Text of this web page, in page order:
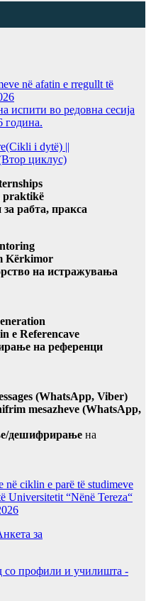
në afatin e rregullt të
во редовна сесија
година.
i dytë) ||
циклус)
praktikë
рабта, пракса
Kërkimor
на истражувања
e Referencave
на референци
(WhatsApp, Viber)
mesazheve (WhatsApp,
дешифрирање на
në ciklin e parë të studimeve
Universitetit “Nënë Tereza“
за
со профили и училишта -